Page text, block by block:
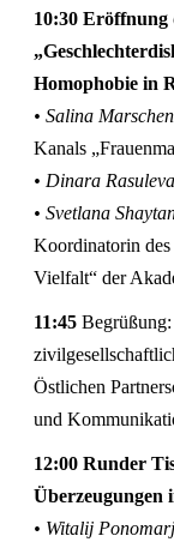
10:30
Homophobie in
• Salina
Kanals
• Dinara Rasuleva,
• Svetlana
Koordinatorin
Vielfalt“ der
11:45
Östlichen
und
12:00 Runder
Überzeugungen
• Witalij